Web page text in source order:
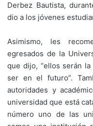
Derbez Bautista,
dio a los jóvenes
Asimismo, les
egresados de la
que dijo, “ellos serán
ser en el futuro”.
autoridades y
universidad que está
número uno de las